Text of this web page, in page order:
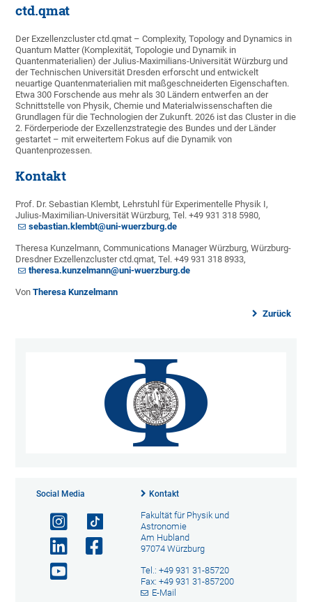
ctd.qmat
Der Exzellenzcluster ctd.qmat – Complexity, Topology and Dynamics in
Quantum Matter (Komplexität, Topologie und Dynamik in
Quantenmaterialien) der Julius-Maximilians-Universität Würzburg und
der Technischen Universität Dresden erforscht und entwickelt
neuartige Quantenmaterialien mit maßgeschneiderten Eigenschaften.
Etwa 300 Forschende aus mehr als 30 Ländern entwerfen an der
Schnittstelle von Physik, Chemie und Materialwissenschaften die
Grundlagen für die Technologien der Zukunft. 2026 ist das Cluster in die
2. Förderperiode der Exzellenzstrategie des Bundes und der Länder
gestartet – mit erweitertem Fokus auf die Dynamik von
Quantenprozessen.
Kontakt
Prof. Dr. Sebastian Klembt, Lehrstuhl für Experimentelle Physik I,
Julius-Maximilian-Universität Würzburg, Tel. +49 931 318 5980,
sebastian.klembt@uni-wuerzburg.de
Theresa Kunzelmann, Communications Manager Würzburg, Würzburg-
Dresdner Exzellenzcluster ctd.qmat, Tel. +49 931 318 8933,
theresa.kunzelmann@uni-wuerzburg.de
VonTheresa Kunzelmann
Zurück
Social Media Kontakt
Fakultät für Physik und
Astronomie
Am Hubland
97074 Würzburg
Tel.: +49 931 31-85720
Fax: +49 931 31-857200
E-Mail